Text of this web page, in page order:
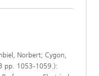
Norbert; Cygon,
pp. 1053-1059.):